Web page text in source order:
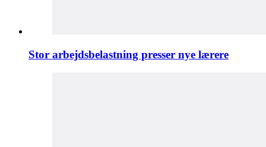
Stor arbejdsbelastning presser nye lærere